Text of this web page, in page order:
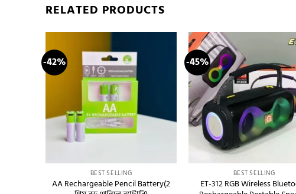
RELATED PRODUCTS
-42%
BEST SELLING
AA Rechargeable Pencil Battery(2
-45%
+
BEST SELLING
ET-312 RGB Wireless